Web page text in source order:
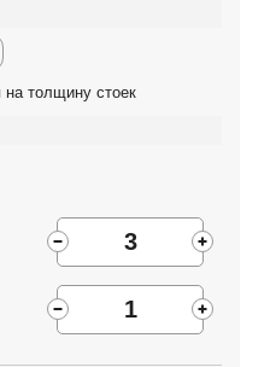
толщину стоек